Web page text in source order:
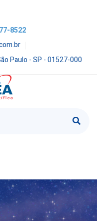
8522
Paulo - SP - 01527-000